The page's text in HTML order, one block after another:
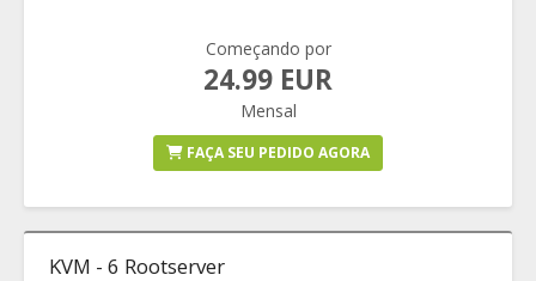
Começando por
24.99 EUR
Mensal
FAÇA SEU PEDIDO AGORA
KVM - 6 Rootserver